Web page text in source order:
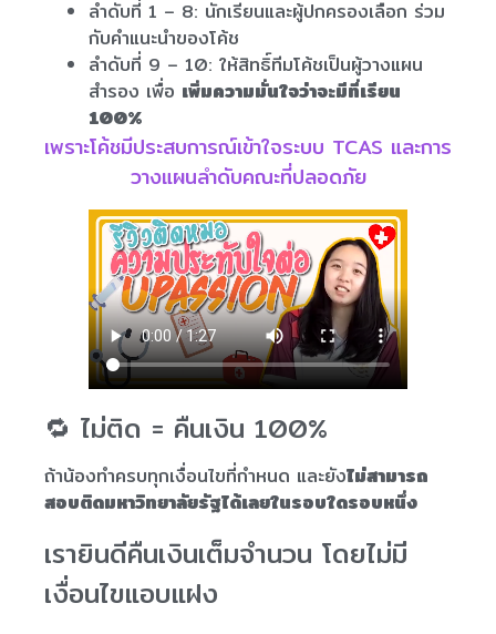
ลำดับที่ 1 – 8: นักเรียนและผู้ปกครองเลือก ร่วม
กับคำแนะนำของโค้ช
ลำดับที่ 9 – 10: ให้สิทธิ์ทีมโค้ชเป็นผู้วางแผน
สำรอง เพื่อ เพิ่มความมั่นใจว่าจะมีที่เรียน
100%
เพราะโค้ชมีประสบการณ์เข้าใจระบบ TCAS และการ
วางแผนลำดับคณะที่ปลอดภัย
🔁 ไม่ติด = คืนเงิน 100%
ถ้าน้องทำครบทุกเงื่อนไขที่กำหนด และยังไม่สามารถ
สอบติดมหาวิทยาลัยรัฐได้เลยในรอบใดรอบหนึ่ง
เรายินดีคืนเงินเต็มจำนวน โดยไม่มี
เงื่อนไขแอบแฝง